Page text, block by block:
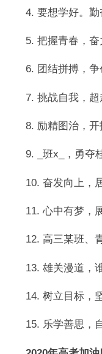
4. 要想学好。勤
5. 把握青春，奋
6. 团结拼搏，争
7. 挑战自我，超
8. 励精图治，开
9. _班x_，勇夺
10. 奋发向上，
11. 心中有梦，
12. 高三某班、
13. 雄关漫道，
14. 树立目标，
15. 乐学善思，